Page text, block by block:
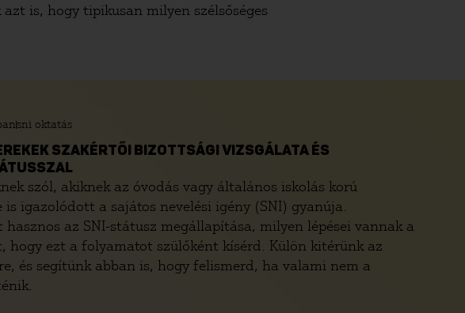
is, hogy tipikusan milyen szélsőséges
sni oktatás
SZAKÉRTŐI BIZOTTSÁGI VIZSGÁLATA ÉS
szól, akiknek az óvodás vagy általános iskolás korú
igazolódott a sajátos nevelési igény (SNI) gyanúja.
az SNI-státusz megállapítása, milyen lépései vannak a
ezt a folyamatot szülőként kísérd. Külön kitérünk az
és segítünk abban is, hogy felismerd, ha valami nem a